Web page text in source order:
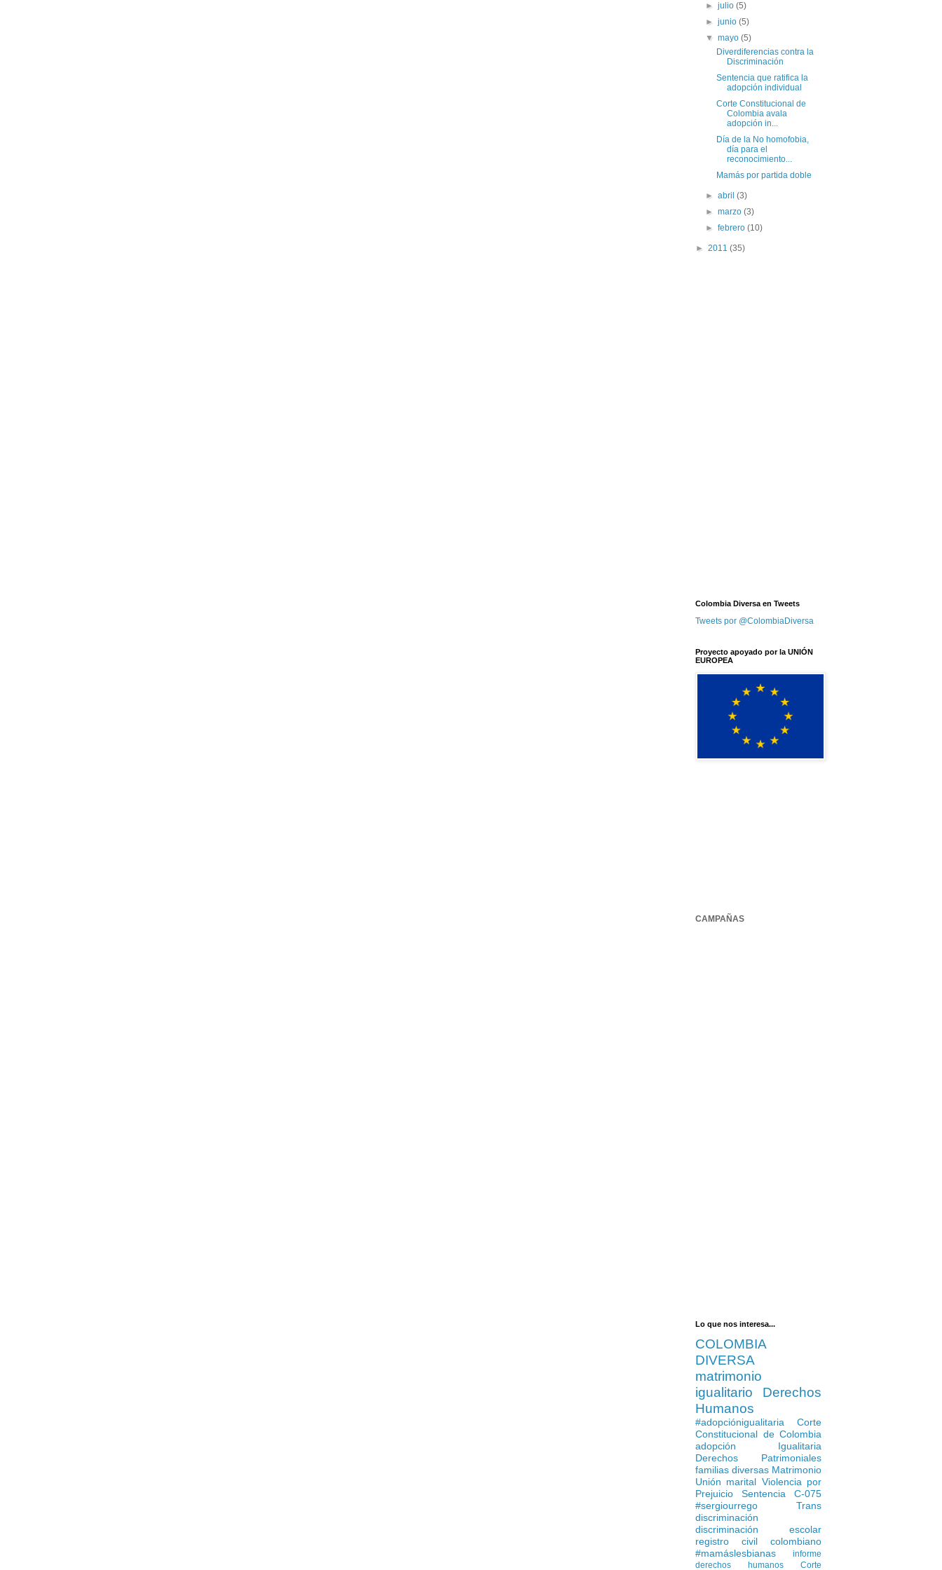
►julio(5)
►junio(5)
▼mayo(5)
Diverdiferencias contra la
Discriminación
Sentencia que ratifica la
adopción individual
Corte Constitucional de
Colombia avala
adopción in...
Día de la No homofobia,
día para el
reconocimiento...
Mamás por partida doble
►abril(3)
►marzo(3)
►febrero(10)
► 2011 (35)
Colombia Diversa en Tweets
Tweets por @ColombiaDiversa
Proyecto apoyado por la UNIÓN
EUROPEA
CAMPAÑAS
Lo que nos interesa...
COLOMBIA
DIVERSA
matrimonio
igualitario
Derechos
Humanos
#adopciónigualitaria
Corte
Constitucional de Colombia
adopción Igualitaria
Derechos Patrimoniales
familias diversas Matrimonio
Unión marital Violencia por
Prejuicio
Sentencia C-075
#sergiourrego
Trans
discriminación
discriminación escolar
registro civil colombiano
#mamáslesbianas
informe
derechos humanos
Corte